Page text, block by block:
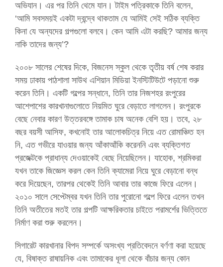
অভিযান। এর পর তিনি থেমে যান। টাইম পত্রিকাকে তিনি বলেন,
‘আমি সবসময়ই একটা দ্বন্দ্বে থাকতাম যে আমিই সেই সঠিক ব্যক্তি
কিনা যে অন্যদের গল্পগুলো বলবে। কেন আমি এটা করছি? আমার জন্য
নাকি তাদের জন্য’?
২০০৮ সালের শেষের দিকে, বিজনেস স্কুল থেকে তৃতীয় বর্ষ শেষ করার
সময় ঢাকায় পাঠশালা সাউথ এশিয়ান মিডিয়া ইনস্টিটিউটে পড়ানো শুরু
করেন তিনি। একটি গল্পের সন্ধানে, তিনি তার নিজশহর রংপুরের
আশেপাশের কারখানাগুলোতে নিয়মিত ঘুরে বেড়াতে লাগলেন। রংপুরকে
বেছে নেবার কারণ উত্তরবঙ্গে তামাক চাষ অনেক বেশি হয়। তবে, ২৮
বছর বয়সী আসিফ, কখনোই তার আলোকচিত্র নিয়ে এত রোমাঞ্চিত হন
নি, এত গভীরে যাওয়ার জন্য আঁকাআঁকি করেননি এবং ব্যক্তিগত
প্রজেক্টকে প্রাধান্য দেওয়াকেই বেছে নিয়েছিলেন। যাহোক, শ্রমিকরা
যখন তাকে জিজ্ঞেস করল কেন তিনি ক্যামেরা নিয়ে ঘুরে বেড়ানো বন্ধ
করে দিয়েছেন, তারপর থেকেই তিনি আবার তার কাজে ফিরে এলেন।
২০১০ সালে সেপ্টেম্বর যখন তিনি তার পুরোনো গল্পে ফিরে এলেন তখন
তিনি অতীতের মতই তার গল্পটি আক্ষরিকতার চাইতে পরামর্শের ভিত্তিতে
নির্মাণ করা শুরু করলেন।
সিগারেট কারখানার বিপদ সম্পর্কে অসংখ্য প্রতিবেদনে বর্ণণা করা হয়েছে
যে, বিষাক্ত রাষায়নিক এবং তামাকের ধূলা থেকে বাঁচার জন্য কোন